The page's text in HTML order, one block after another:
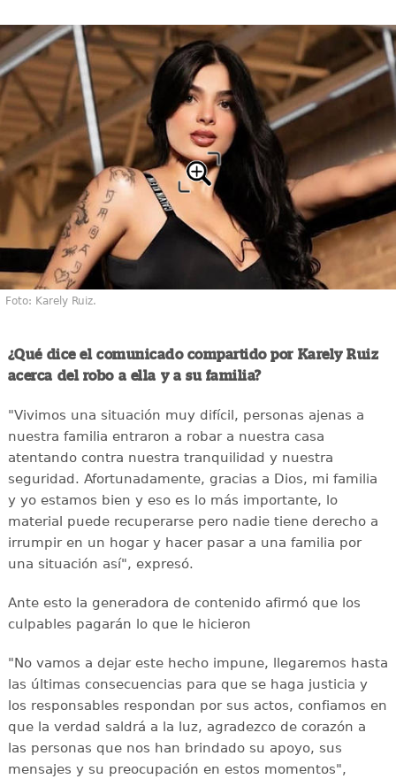
Foto: Karely Ruiz.
¿Qué dice el comunicado compartido por Karely Ruiz
acerca del robo a ella y a su familia?
"Vivimos una situación muy difícil, personas ajenas a
nuestra familia entraron a robar a nuestra casa
atentando contra nuestra tranquilidad y nuestra
seguridad. Afortunadamente, gracias a Dios, mi familia
y yo estamos bien y eso es lo más importante, lo
material puede recuperarse pero nadie tiene derecho a
irrumpir en un hogar y hacer pasar a una familia por
una situación así", expresó.
Ante esto la generadora de contenido afirmó que los
culpables pagarán lo que le hicieron
"No vamos a dejar este hecho impune, llegaremos hasta
las últimas consecuencias para que se haga justicia y
los responsables respondan por sus actos, confiamos en
que la verdad saldrá a la luz, agradezco de corazón a
las personas que nos han brindado su apoyo, sus
mensajes y su preocupación en estos momentos",